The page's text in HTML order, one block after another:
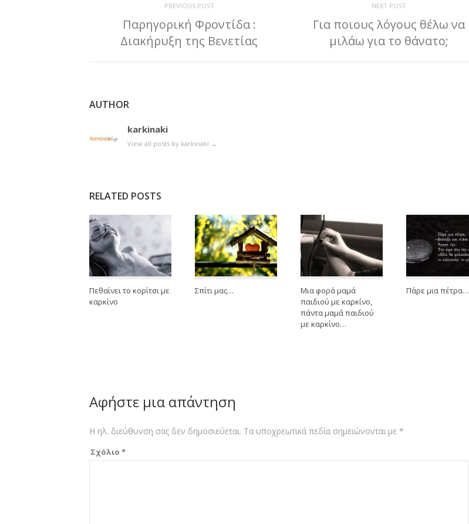
PREVIOUS POST
Παρηγορική Φροντίδα :
Διακήρυξη της Βενετίας
NEXT POST
Για ποιους λόγους θέλω να
μιλάω για το θάνατο;
AUTHOR
karkinaki
View all posts by karkinaki →
RELATED POSTS
Πεθαίνει το κορίτσι με
καρκίνο
Σπίτι μας…
Μια φορά μαμά
παιδιού με καρκίνο,
πάντα μαμά παιδιού
με καρκίνο…
Πάρε μια πέτρα…
Αφήστε μια απάντηση
Η ηλ. διεύθυνση σας δεν δημοσιεύεται. Τα υποχρεωτικά πεδία σημειώνονται με *
Σχόλιο *